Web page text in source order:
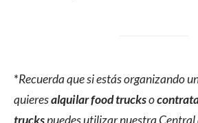
*Recuerda que si estás organizando
quieresalquilar food truckso
truckspuedes utilizar nuestra Central